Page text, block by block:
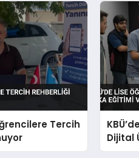
Tercih
Dijital